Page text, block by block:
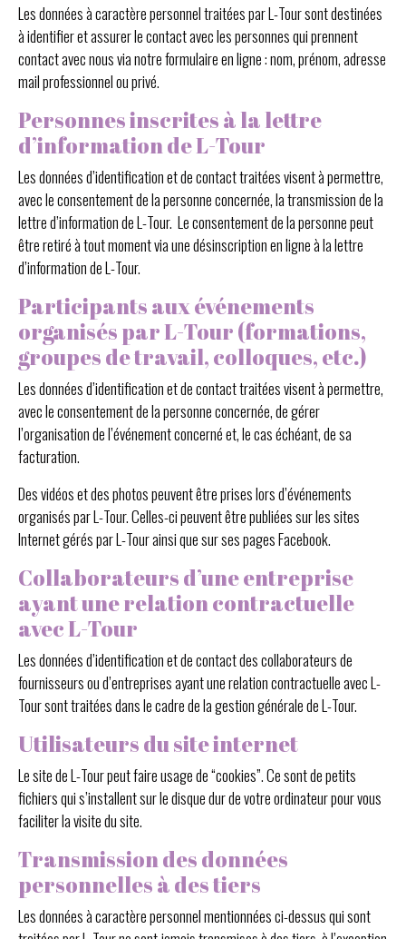
Les données à caractère personnel traitées par L-Tour sont destinées
à identifier et assurer le contact avec les personnes qui prennent
contact avec nous via notre formulaire en ligne : nom, prénom, adresse
mail professionnel ou privé.
Personnes inscrites à la lettre
d’information de L-Tour
Les données d’identification et de contact traitées visent à permettre,
avec le consentement de la personne concernée, la transmission de la
lettre d’information de L-Tour. Le consentement de la personne peut
être retiré à tout moment via une désinscription en ligne à la lettre
d’information de L-Tour.
Participants aux événements
organisés par L-Tour (formations,
groupes de travail, colloques, etc.)
Les données d’identification et de contact traitées visent à permettre,
avec le consentement de la personne concernée, de gérer
l’organisation de l’événement concerné et, le cas échéant, de sa
facturation.
Des vidéos et des photos peuvent être prises lors d’événements
organisés par L-Tour. Celles-ci peuvent être publiées sur les sites
Internet gérés par L-Tour ainsi que sur ses pages Facebook.
Collaborateurs d’une entreprise
ayant une relation contractuelle
avec L-Tour
Les données d’identification et de contact des collaborateurs de
fournisseurs ou d’entreprises ayant une relation contractuelle avec L-
Tour sont traitées dans le cadre de la gestion générale de L-Tour.
Utilisateurs du site internet
Le site de L-Tour peut faire usage de “cookies”. Ce sont de petits
fichiers qui s’installent sur le disque dur de votre ordinateur pour vous
faciliter la visite du site.
Transmission des données
personnelles à des tiers
Les données à caractère personnel mentionnées ci-dessus qui sont